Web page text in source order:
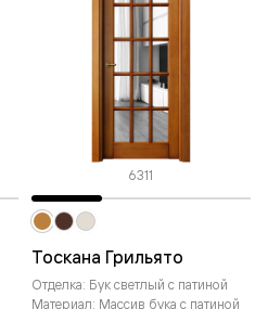
6311
Тоскана Грильято
Отделка: Бук светлый с патиной
Материал: Массив бука с патиной